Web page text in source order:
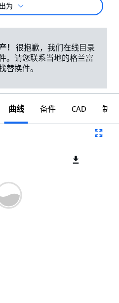
为
！
很抱歉，我们在线目录
。请您联系当地的格兰富
替换件。
曲线 备件 CAD 制图